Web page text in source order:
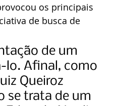
os principais
de busca de
de um
lo. Afinal, como
Queiroz
se trata de um